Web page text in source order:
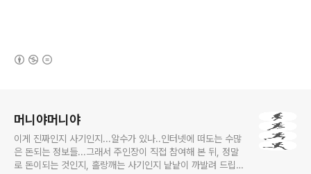
머니야머니야
이게 진짜인지 사기인지...알수가 있나..인터넷에 떠도는 수많
은 돈되는 정보들...그래서 주인장이 직접 참여해 본 뒤, 정말
로 돈이되는 것인지, 홀랑깨는 사기인지 낱낱이 까발려 드립니